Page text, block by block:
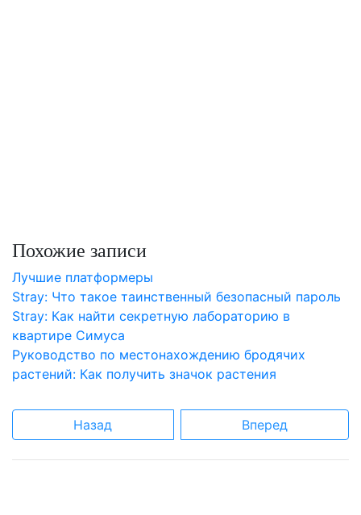
Похожие записи
Лучшие платформеры
Stray: Что такое таинственный безопасный пароль
Stray: Как найти секретную лабораторию в
квартире Симуса
Руководство по местонахождению бродячих
растений: Как получить значок растения
Назад Вперед